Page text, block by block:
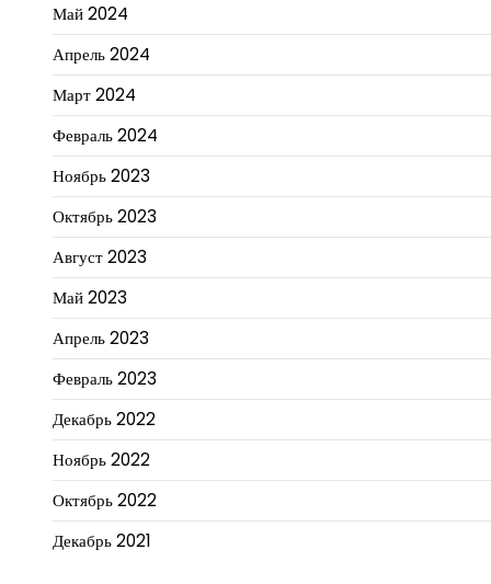
Май 2024
Апрель 2024
Март 2024
Февраль 2024
Ноябрь 2023
Октябрь 2023
Август 2023
Май 2023
Апрель 2023
Февраль 2023
Декабрь 2022
Ноябрь 2022
Октябрь 2022
Декабрь 2021